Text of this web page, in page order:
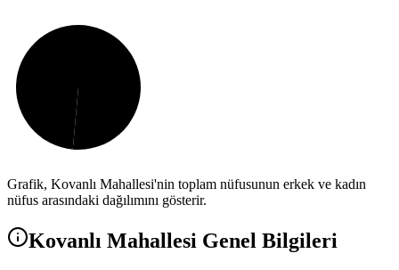
Grafik, Kovanlı Mahallesi'nin toplam nüfusunun erkek ve kadın
nüfus arasındaki dağılımını gösterir.
Kovanlı Mahallesi Genel Bilgileri